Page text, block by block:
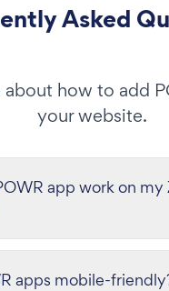
Asked
about how to add
your website.
app work on my
apps mobile-